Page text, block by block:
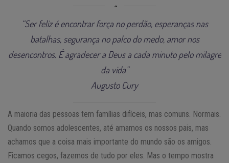
“Ser feliz é encontrar força no perdão, esperanças nas
batalhas, segurança no palco do medo, amor nos
desencontros. É agradecer a Deus a cada minuto pelo milagre
da vida”
Augusto Cury
A maioria das pessoas tem famílias difíceis, mas comuns. Normais.
Quando somos adolescentes, até amamos os nossos pais, mas
achamos que a coisa mais importante do mundo são os amigos.
Ficamos cegos, fazemos de tudo por eles. Mas o tempo mostra